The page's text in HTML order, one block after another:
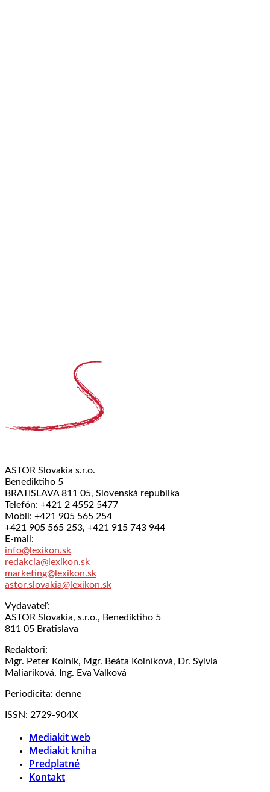
ASTOR Slovakia s.r.o.
Benediktiho 5
BRATISLAVA 811 05, Slovenská republika
Telefón: +421 2 4552 5477
Mobil: +421 905 565 254
+421 905 565 253, +421 915 743 944
E-mail:
info@lexikon.sk
redakcia@lexikon.sk
marketing@lexikon.sk
astor.slovakia@lexikon.sk
Vydavateľ:
ASTOR Slovakia, s.r.o., Benediktiho 5
811 05 Bratislava
Redaktori:
Mgr. Peter Kolník, Mgr. Beáta Kolníková, Dr. Sylvia
Maliariková, Ing. Eva Valková
Periodicita: denne
ISSN: 2729-904X
Mediakit web
Mediakit kniha
Predplatné
Kontakt